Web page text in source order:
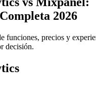
2026
funciones, precios y
decisión.